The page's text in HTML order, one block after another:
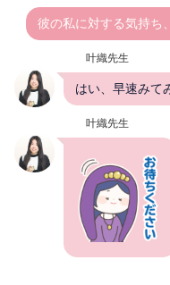
彼の私に対する気持ち
叶織先生
はい、早速みて
叶織先生